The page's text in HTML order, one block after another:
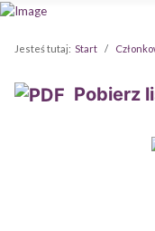
Jesteś tutaj: Start
Pobierz